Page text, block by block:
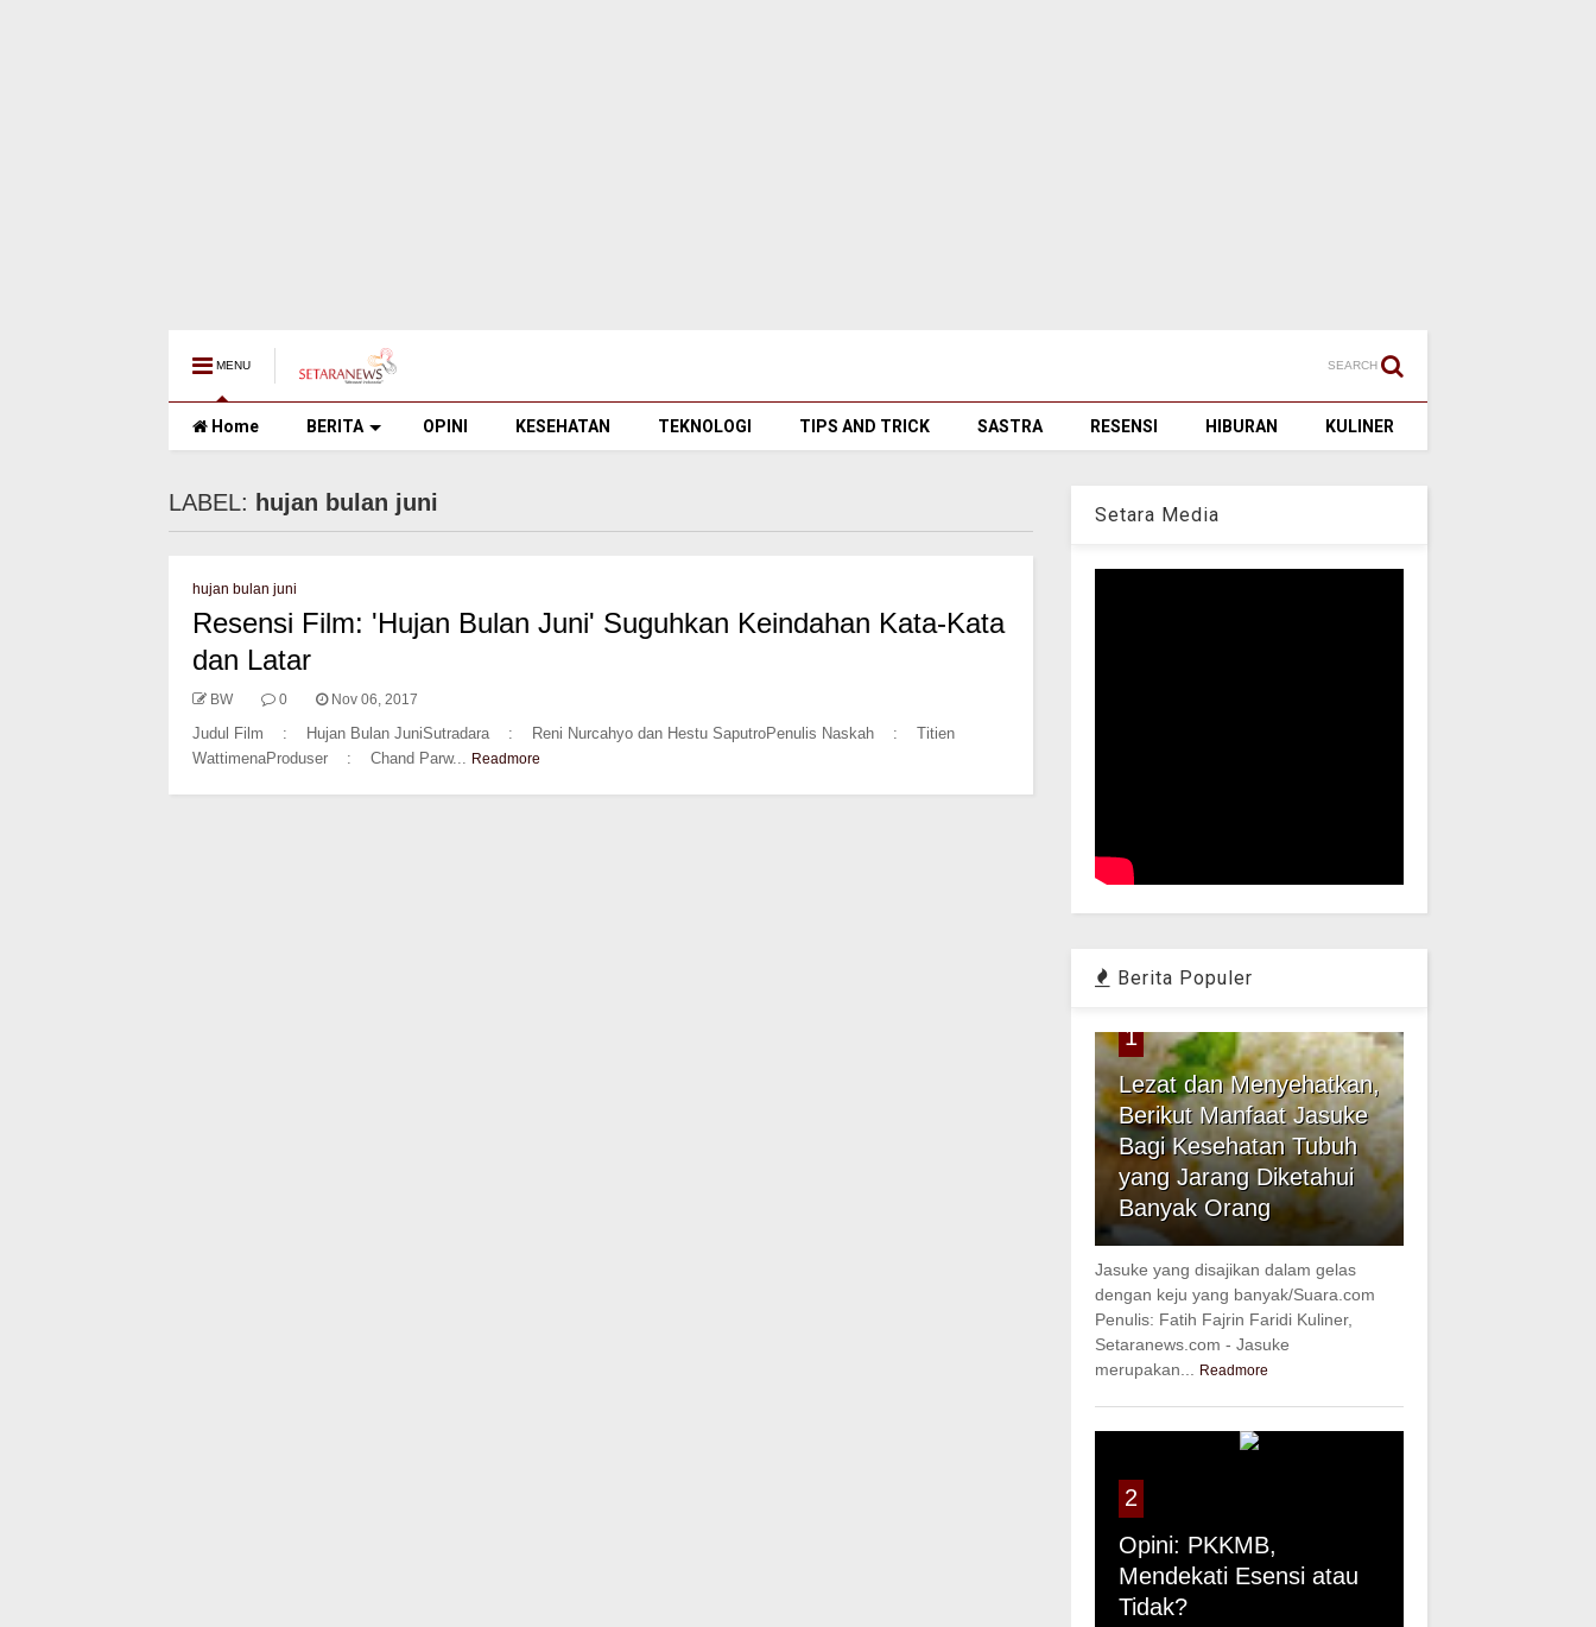
MENU SEARCH
Home BERITA OPINI KESEHATAN TEKNOLOGI TIPS AND TRICK SASTRA RESENSI HIBURAN KULINER
LABEL: hujan bulan juni
hujan bulan juni
Resensi Film: 'Hujan Bulan Juni' Suguhkan Keindahan Kata-Kata
dan Latar
BW 0 Nov 06, 2017
Judul Film : Hujan Bulan JuniSutradara : Reni Nurcahyo dan Hestu SaputroPenulis Naskah : Titien
WattimenaProduser : Chand Parw... Readmore
Setara Media
Berita Populer
1
Lezat dan Menyehatkan,
Berikut Manfaat Jasuke
Bagi Kesehatan Tubuh
yang Jarang Diketahui
Banyak Orang
Jasuke yang disajikan dalam gelas
dengan keju yang banyak/Suara.com
Penulis: Fatih Fajrin Faridi Kuliner,
Setaranews.com - Jasuke
merupakan...
Readmore
2
Opini: PKKMB,
Mendekati Esensi atau
Tidak?